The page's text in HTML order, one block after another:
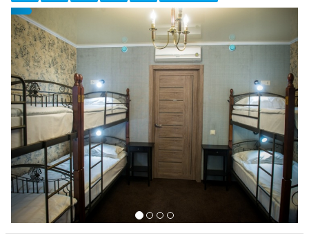
{clt_left} 6 Количество
Предыдущий